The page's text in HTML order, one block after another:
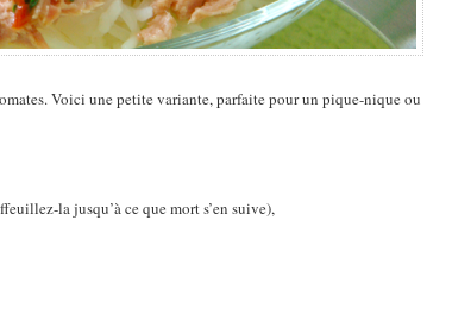
Voici une petite variante, parfaite pour un pique-nique ou
la jusqu’à ce que mort s’en suive),